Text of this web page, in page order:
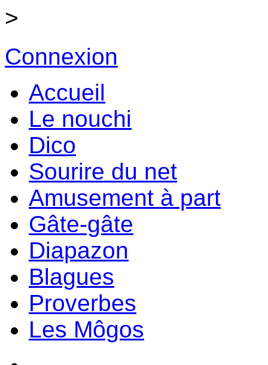
>
Connexion
Accueil
Le nouchi
Dico
Sourire du net
Amusement à part
Gâte-gâte
Diapazon
Blagues
Proverbes
Les Môgos